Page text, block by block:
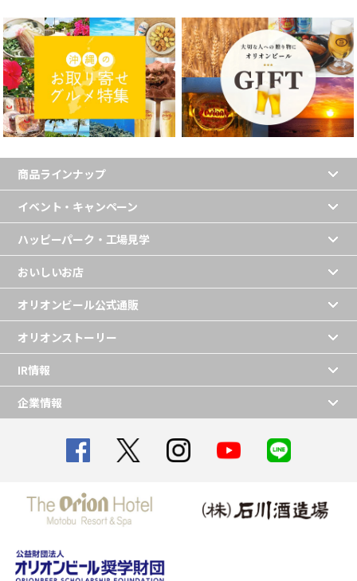
商品ラインナップ
イベント・キャンペーン
ハッピーパーク・工場見学
おいしいお店
オリオンビール公式通販
オリオンストーリー
IR情報
企業情報